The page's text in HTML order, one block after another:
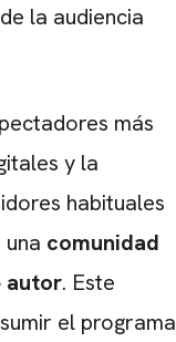
la audiencia
más
y la
habituales
comunidad
autor. Este
el programa